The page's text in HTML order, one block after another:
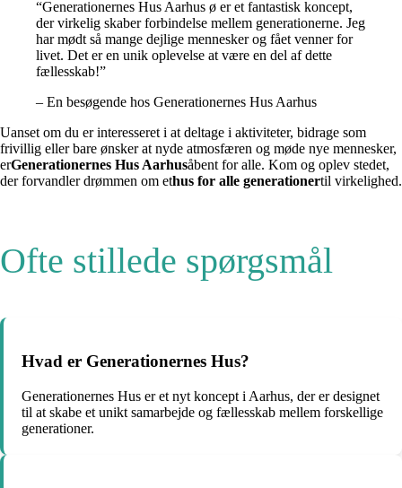
“Generationernes Hus Aarhus ø er et fantastisk koncept,
der virkelig skaber forbindelse mellem generationerne. Jeg
har mødt så mange dejlige mennesker og fået venner for
livet. Det er en unik oplevelse at være en del af dette
fællesskab!”
– En besøgende hos Generationernes Hus Aarhus
Uanset om du er interesseret i at deltage i aktiviteter, bidrage som
frivillig eller bare ønsker at nyde atmosfæren og møde nye mennesker,
erGenerationernes Hus Aarhusåbent for alle. Kom og oplev stedet,
der forvandler drømmen om ethus for alle generationertil virkelighed.
Ofte stillede spørgsmål
Hvad er Generationernes Hus?
Generationernes Hus er et nyt koncept i Aarhus, der er designet
til at skabe et unikt samarbejde og fællesskab mellem forskellige
generationer.